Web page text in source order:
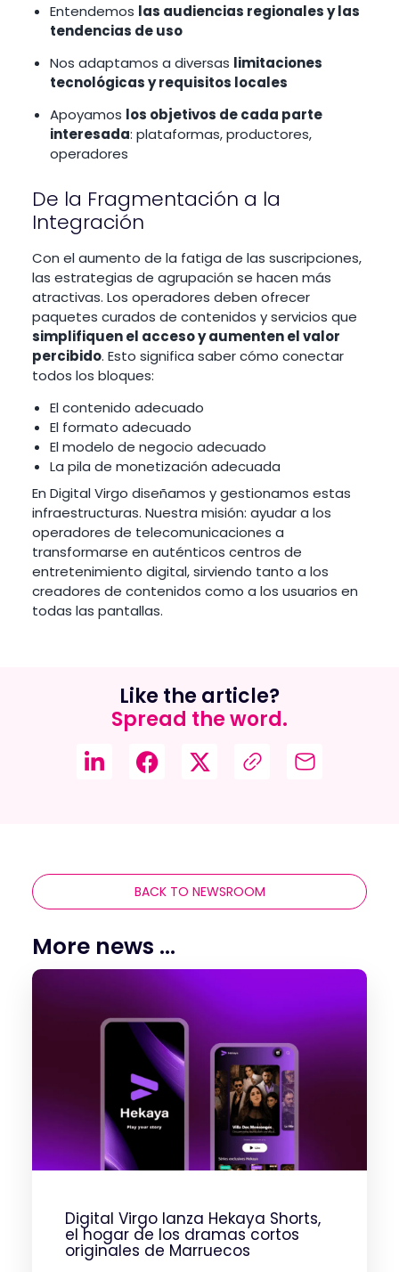
Entendemos las audiencias regionales y las
tendencias de uso
Nos adaptamos a diversas limitaciones
tecnológicas y requisitos locales
Apoyamos los objetivos de cada parte
interesada: plataformas, productores,
operadores
De la Fragmentación a la
Integración
Con el aumento de la fatiga de las suscripciones,
las estrategias de agrupación se hacen más
atractivas. Los operadores deben ofrecer
paquetes curados de contenidos y servicios que
simplifiquen el acceso y aumenten el valor
percibido. Esto significa saber cómo conectar
todos los bloques:
El contenido adecuado
El formato adecuado
El modelo de negocio adecuado
La pila de monetización adecuada
En Digital Virgo diseñamos y gestionamos estas
infraestructuras. Nuestra misión: ayudar a los
operadores de telecomunicaciones a
transformarse en auténticos centros de
entretenimiento digital, sirviendo tanto a los
creadores de contenidos como a los usuarios en
todas las pantallas.
Like the article?
Spread the word.
BACK TO NEWSROOM
More news ...
Digital Virgo lanza Hekaya Shorts,
el hogar de los dramas cortos
originales de Marruecos